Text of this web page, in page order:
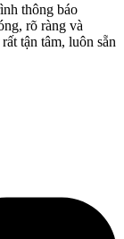
thông báo
rõ ràng và
tận tâm, luôn sẵn